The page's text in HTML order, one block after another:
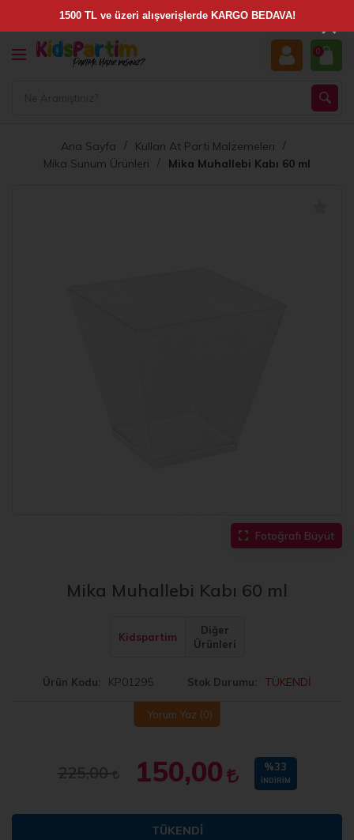
0
Ana Sayfa
Kullan At Parti Malzemeleri
Mika Sunum Ürünleri
Mika Muhallebi Kabı 60 ml
Fotoğrafı Büyüt
Mika Muhallebi Kabı 60 ml
Kidspartim
Diğer
Ürünleri
Ürün Kodu KP01295 Stok Durumu TÜKENDİ
Yorum Yaz (0)
225,00 150,00 %33
İNDIRIM
TÜKENDI
×